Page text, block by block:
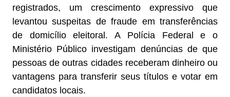
registrados, um crescimento expressivo que
levantou suspeitas de fraude em transferências
de domicílio eleitoral. A Polícia Federal e o
Ministério Público investigam denúncias de que
pessoas de outras cidades receberam dinheiro ou
vantagens para transferir seus títulos e votar em
candidatos locais.